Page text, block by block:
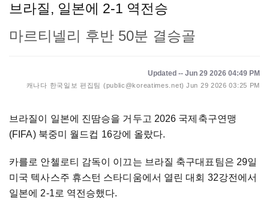
브라질, 일본에 2-1 역전승
마르티넬리 후반 50분 결승골
Updated -- Jun 29 2026 04:49 PM
캐나다 한국일보 편집팀 (public@koreatimes.net) Jun 29 2026 03:25 PM
브라질이 일본에 진땀승을 거두고 2026 국제축구연맹
(FIFA) 북중미 월드컵 16강에 올랐다.
카를로 안첼로티 감독이 이끄는 브라질 축구대표팀은 29일
미국 텍사스주 휴스턴 스타디움에서 열린 대회 32강전에서
일본에 2-1로 역전승했다.